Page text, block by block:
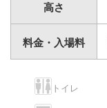
高さ
料金・入場料
トイレ